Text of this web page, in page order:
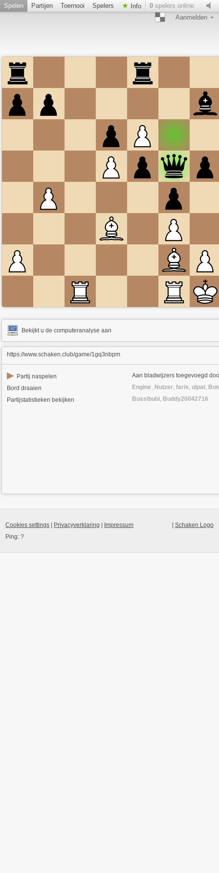
Spelen Partijen Toernooi Spelers Info 0 spelers online
Aanmelden
Bekijkt u de computeranalyse aan
https://www.schaken.club/game/1gq3nbpm
Aan bladwijzers toegevoegd
Engine_Nutzer,faris, ulpat,
Bussibubi, Buddy20042716
▶ Partij naspelen
Bord draaien
Partijstatistieken bekijken
Schaken Logo
Cookies settings Privacyverklaring
Impressum
Ping:?